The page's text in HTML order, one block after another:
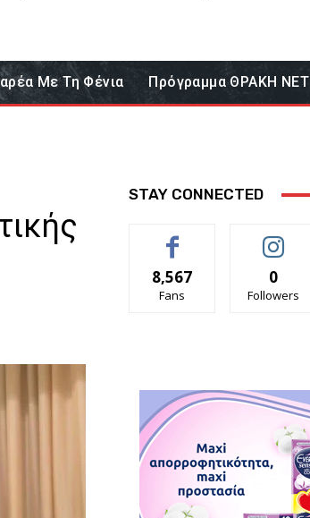
Με Τη Φένια Πρόγραμμα ΘΡΑΚΗ ΝΕΤ
STAY CONNECTED
8,567
Fans
0
Followers